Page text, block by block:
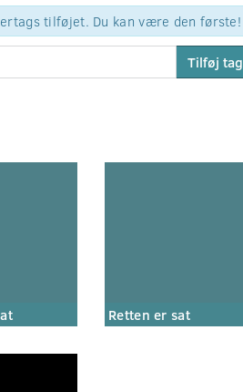
tilføjet. Du kan være den første!
Tilføj tag
Retten er sat